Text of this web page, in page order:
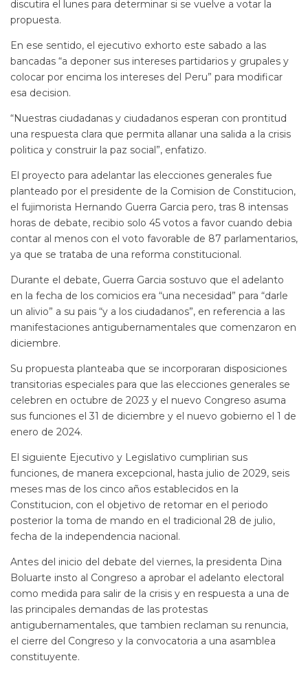
discutira el lunes para determinar si se vuelve a votar la
propuesta.
En ese sentido, el ejecutivo exhorto este sabado a las
bancadas “a deponer sus intereses partidarios y grupales y
colocar por encima los intereses del Peru” para modificar
esa decision.
“Nuestras ciudadanas y ciudadanos esperan con prontitud
una respuesta clara que permita allanar una salida a la crisis
politica y construir la paz social”, enfatizo.
El proyecto para adelantar las elecciones generales fue
planteado por el presidente de la Comision de Constitucion,
el fujimorista Hernando Guerra Garcia pero, tras 8 intensas
horas de debate, recibio solo 45 votos a favor cuando debia
contar al menos con el voto favorable de 87 parlamentarios,
ya que se trataba de una reforma constitucional.
Durante el debate, Guerra Garcia sostuvo que el adelanto
en la fecha de los comicios era “una necesidad” para “darle
un alivio” a su pais “y a los ciudadanos”, en referencia a las
manifestaciones antigubernamentales que comenzaron en
diciembre.
Su propuesta planteaba que se incorporaran disposiciones
transitorias especiales para que las elecciones generales se
celebren en octubre de 2023 y el nuevo Congreso asuma
sus funciones el 31 de diciembre y el nuevo gobierno el 1 de
enero de 2024.
El siguiente Ejecutivo y Legislativo cumplirian sus
funciones, de manera excepcional, hasta julio de 2029, seis
meses mas de los cinco años establecidos en la
Constitucion, con el objetivo de retomar en el periodo
posterior la toma de mando en el tradicional 28 de julio,
fecha de la independencia nacional.
Antes del inicio del debate del viernes, la presidenta Dina
Boluarte insto al Congreso a aprobar el adelanto electoral
como medida para salir de la crisis y en respuesta a una de
las principales demandas de las protestas
antigubernamentales, que tambien reclaman su renuncia,
el cierre del Congreso y la convocatoria a una asamblea
constituyente.